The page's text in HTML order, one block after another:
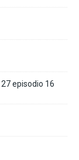
episodio 16